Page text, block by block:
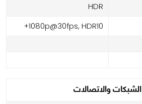
HDR
1080p@30fps, HDR10+
الشبكات والاتصالات